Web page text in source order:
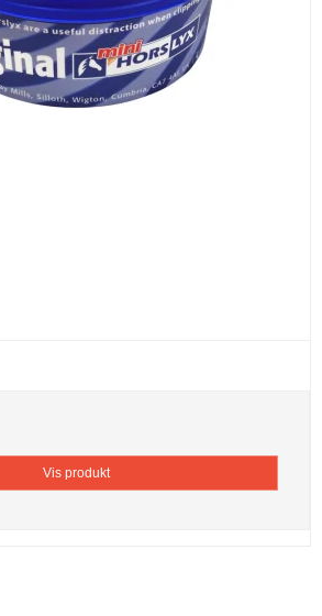
Vis produkt